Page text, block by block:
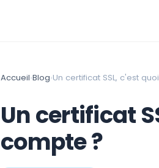
Accueil›Blog›Un certificat SSL, c'est
Un certificat
compte ?